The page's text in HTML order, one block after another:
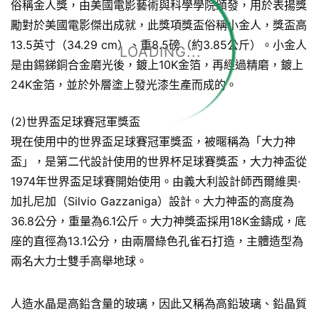
LOADING...
俗稱金人獎，由美國電影藝術與科學學院頒發，用於表揚獎
勵對於美國電影傑出成就，此獎項獎盃俗稱小金人，獎盃高
13.5英寸（34.29 cm）、重8.5磅（約3.85公斤）。小金人
是由錫銻銅合金磨光後，鍍上10K金箔，再經過精磨，鍍上
24K金箔，並於外層塗上發光漆生產而成的。
(2)世界盃足球賽冠軍獎盃
現在使用中的世界盃足球賽冠軍獎盃，被暱稱為「大力神
盃」，是第二代設計使用的世界杯足球賽獎盃，大力神盃從
1974年世界盃足球賽開始使用。由義大利設計師西爾維奧·
加扎尼加（Silvio Gazzaniga）設計。大力神盃的高度為
36.8公分，重量為6.1公斤。大力神獎盃採用18K金鑄成，底
座的直徑為13.1公分，由兩層綠色孔雀石打造，主體造型為
兩名大力士雙手高舉地球。
人造水晶是高鉛含量的玻璃，因此又稱為高鉛玻璃、鉛晶質